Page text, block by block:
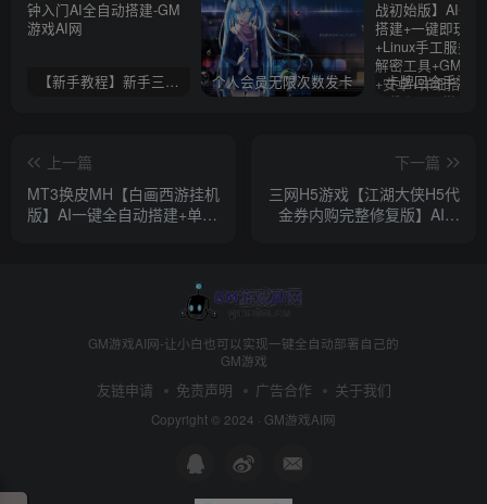
【新手教程】新手三分钟入门AI全自动搭建 个人会员无限次数发卡
上一篇
MT3换皮MH【白画西游挂机
版】AI一键全自动搭建+单机
下一篇
三网H5游戏【江湖大侠H5代
金券内购完整修复版】AI一
GM游戏AI网-让小白也可以实现一键全自动部署自己的
GM游戏
友链申请 免责声明 广告合作 关于我们
Copyright © 2024 · GM游戏AI网